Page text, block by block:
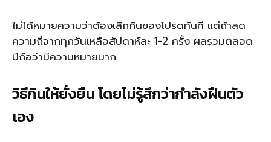
ไม่ได้หมายความว่าต้องเลิกกินของโปรดทันที แต่ถ้าลด
ความถี่จากทุกวันเหลือสัปดาห์ละ 1-2 ครั้ง ผลรวมตลอด
ปีถือว่ามีความหมายมาก
วิธีกินให้ยั่งยืน โดยไม่รู้สึกว่ากำลังฝืนตัว
เอง